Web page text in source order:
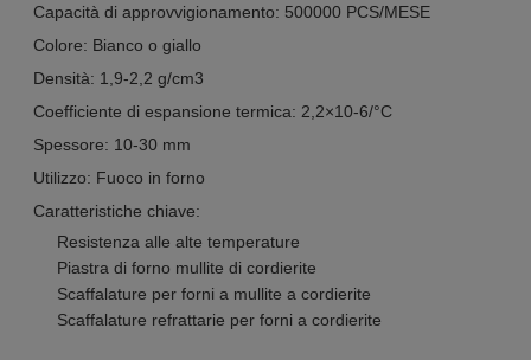
Capacità di approvvigionamento: 500000 PCS/MESE
Colore: Bianco o giallo
Densità: 1,9-2,2 g/cm3
Coefficiente di espansione termica: 2,2×10-6/°C
Spessore: 10-30 mm
Utilizzo: Fuoco in forno
Caratteristiche chiave:
Resistenza alle alte temperature
Piastra di forno mullite di cordierite
Scaffalature per forni a mullite a cordierite
Scaffalature refrattarie per forni a cordierite